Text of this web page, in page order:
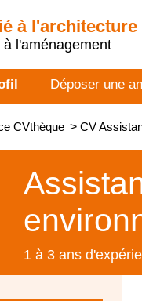
à
l'aménagement
Déposer une
CVthèque > CV
1 à 3 ans